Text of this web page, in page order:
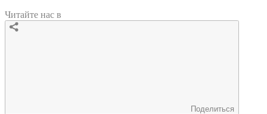
Читайте нас в
Поделиться